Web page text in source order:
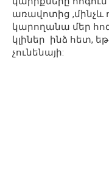
առավոտից ,մինչև
կարողանա մեր
կլիներ ինձ հետ,
չունենայի: